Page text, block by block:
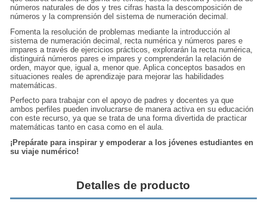
números naturales de dos y tres cifras hasta la descomposición de
números y la comprensión del sistema de numeración decimal.
Fomenta la resolución de problemas mediante la introducción al
sistema de numeración decimal, recta numérica y números pares e
impares a través de ejercicios prácticos, explorarán la recta numérica,
distinguirá números pares e impares y comprenderán la relación de
orden, mayor que, igual a, menor que. Aplica conceptos basados en
situaciones reales de aprendizaje para mejorar las habilidades
matemáticas.
Perfecto para trabajar con el apoyo de padres y docentes ya que
ambos perfiles pueden involucrarse de manera activa en su educación
con este recurso, ya que se trata de una forma divertida de practicar
matemáticas tanto en casa como en el aula.
¡Prepárate para inspirar y empoderar a los jóvenes estudiantes en
su viaje numérico!
Detalles de producto